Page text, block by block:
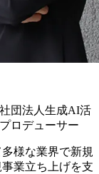
団法人生成AI活
ロデューサー
様な業界で新規
業立ち上げを支